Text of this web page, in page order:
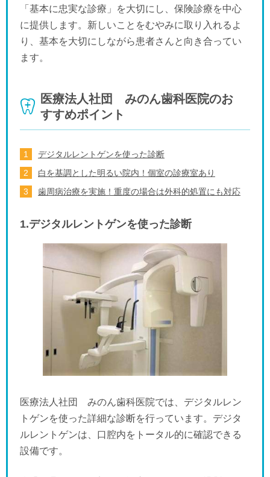
「基本に忠実な診療」を大切にし、保険診療を中心
に提供します。新しいことをむやみに取り入れるよ
り、基本を大切にしながら患者さんと向き合ってい
ます。
医療法人社団 みのん歯科医院のお
すすめポイント
デジタルレントゲンを使った診断
白を基調とした明るい院内！個室の診療室あり
歯周病治療を実施！重度の場合は外科的処置にも対応
1.デジタルレントゲンを使った診断
医療法人社団 みのん歯科医院では、デジタルレン
トゲンを使った詳細な診断を行っています。デジタ
ルレントゲンは、口腔内をトータル的に確認できる
設備です。